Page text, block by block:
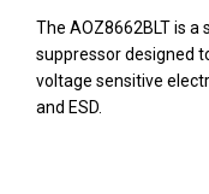
The AOZ8662BLT is
suppressor designed
voltage sensitive
and ESD.